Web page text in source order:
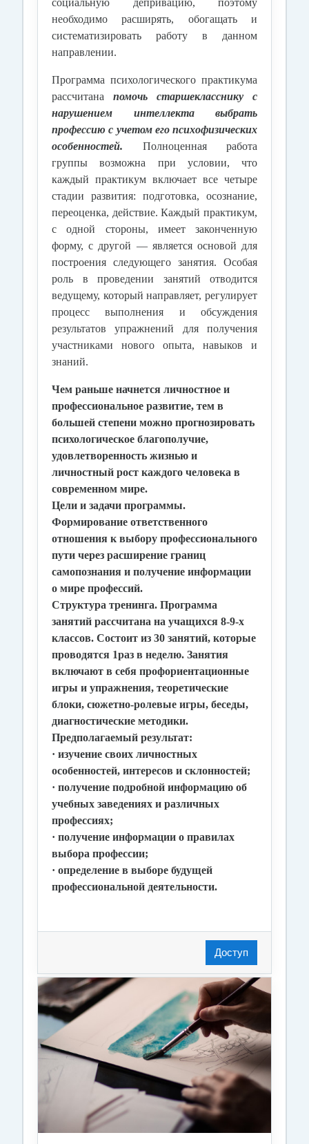
социальную депривацию, поэтому
необходимо расширять, обогащать и
систематизировать работу в данном
направлении.
Программа психологического практикума
рассчитана помочь старшекласснику с
нарушением интеллекта выбрать
профессию с учетом его психофизических
особенностей. Полноценная работа
группы возможна при условии, что
каждый практикум включает все четыре
стадии развития: подготовка, осознание,
переоценка, действие. Каждый практикум,
с одной стороны, имеет законченную
форму, с другой — является основой для
построения следующего занятия. Особая
роль в проведении занятий отводится
ведущему, который направляет, регулирует
процесс выполнения и обсуждения
результатов упражнений для получения
участниками нового опыта, навыков и
знаний.
Чем раньше начнется личностное и
профессиональное развитие, тем в
большей степени можно прогнозировать
психологическое благополучие,
удовлетворенность жизнью и
личностный рост каждого человека в
современном мире.
Цели и задачи программы.
Формирование ответственного
отношения к выбору профессионального
пути через расширение границ
самопознания и получение информации
о мире профессий.
Структура тренинга. Программа
занятий рассчитана на учащихся 8-9-х
классов. Состоит из 30 занятий, которые
проводятся 1раз в неделю. Занятия
включают в себя профориентационные
игры и упражнения, теоретические
блоки, сюжетно-ролевые игры, беседы,
диагностические методики.
Предполагаемый результат:
· изучение своих личностных
особенностей, интересов и склонностей;
· получение подробной информацию об
учебных заведениях и различных
профессиях;
· получение информации о правилах
выбора профессии;
· определение в выборе будущей
профессиональной деятельности.
Доступ